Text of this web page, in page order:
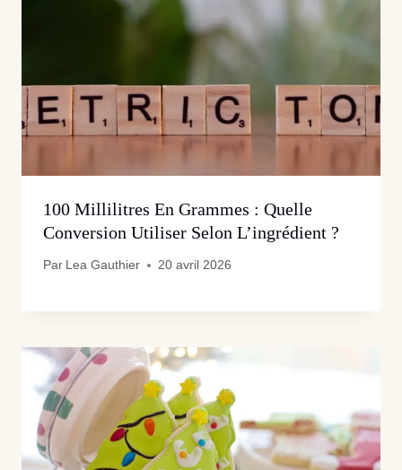
100 Millilitres En Grammes : Quelle
Conversion Utiliser Selon L’ingrédient ?
Par Lea Gauthier 20 avril 2026